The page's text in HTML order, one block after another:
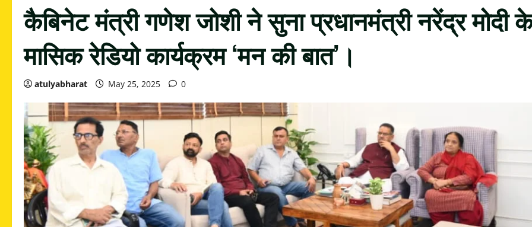
कैबिनेट मंत्री गणेश जोशी ने सुना प्रधानमंत्री नरेंद्र मोदी
मासिक रेडियो कार्यक्रम ‘मन की बात’।
atulyabharat May 25, 2025 0